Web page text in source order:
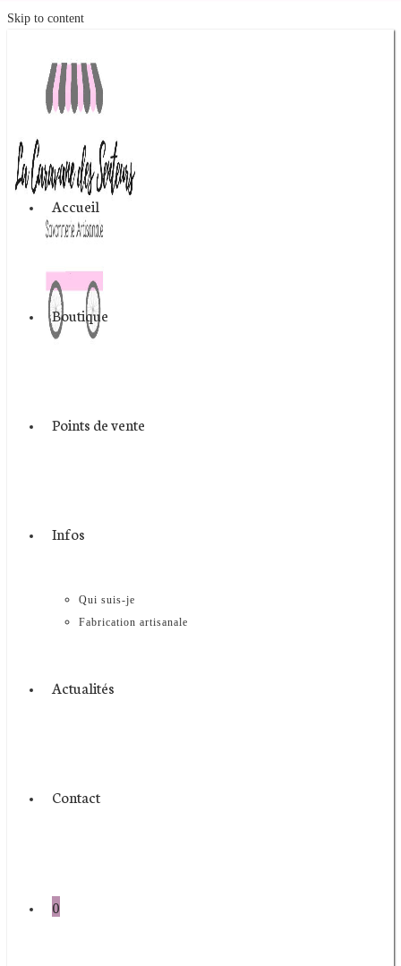
Skip to content
Accueil
Boutique
Points de vente
Infos
Qui suis-je
Fabrication artisanale
Actualités
Contact
0